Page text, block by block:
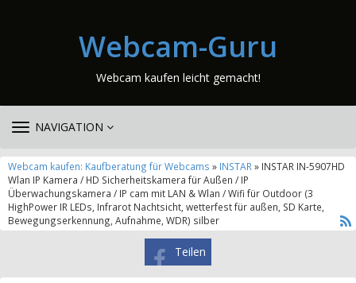
Webcam-Guru
Webcam kaufen leicht gemacht!
TOGGLE
NAVIGATION
Webcam kaufen: Kaufberatung für Webcams » INSTAR » INSTAR IN-5907HD
Wlan IP Kamera / HD Sicherheitskamera für Außen / IP
Überwachungskamera / IP cam mit LAN & Wlan / Wifi für Outdoor (3
HighPower IR LEDs, Infrarot Nachtsicht, wetterfest für außen, SD Karte,
Bewegungserkennung, Aufnahme, WDR) silber
Teilen